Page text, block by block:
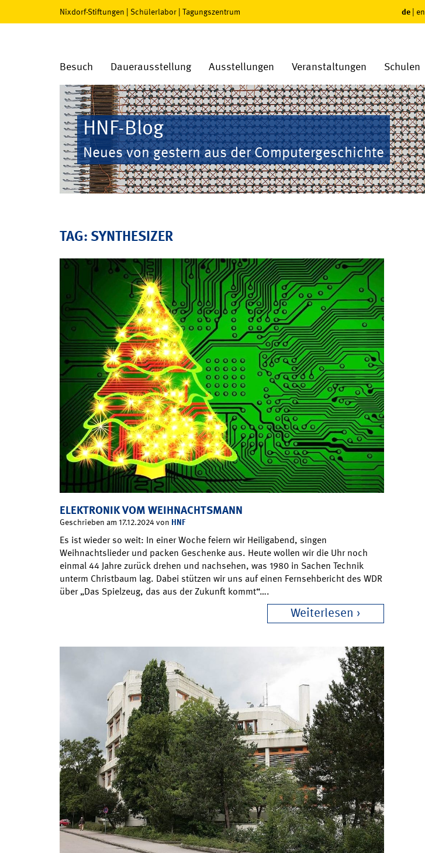
Nixdorf-Stiftungen | Schülerlabor | Tagungszentrum de | en
Besuch Dauerausstellung Ausstellungen Veranstaltungen Schulen
HNF-Blog
Neues von gestern aus der Computergeschichte
TAG: SYNTHESIZER
ELEKTRONIK VOM WEIHNACHTSMANN
Geschrieben am 17.12.2024 von HNF
Es ist wieder so weit: In einer Woche feiern wir Heiligabend, singen
Weihnachtslieder und packen Geschenke aus. Heute wollen wir die Uhr noch
einmal 44 Jahre zurück drehen und nachsehen, was 1980 in Sachen Technik
unterm Christbaum lag. Dabei stützen wir uns auf einen Fernsehbericht des WDR
über „Das Spielzeug, das aus der Zukunft kommt“….
Weiterlesen